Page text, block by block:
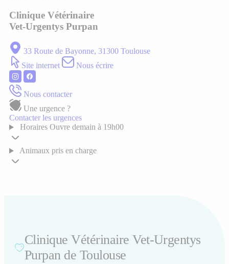
Clinique Vétérinaire
Vet-Urgentys Purpan
33 Route de Bayonne, 31300 Toulouse
Site internet
Nous écrire
Nous contacter
Une urgence ?
Contacter les urgences
Horaires Ouvre demain à 19h00
Animaux pris en charge
Clinique Vétérinaire Vet-Urgentys
Purpan de Toulouse